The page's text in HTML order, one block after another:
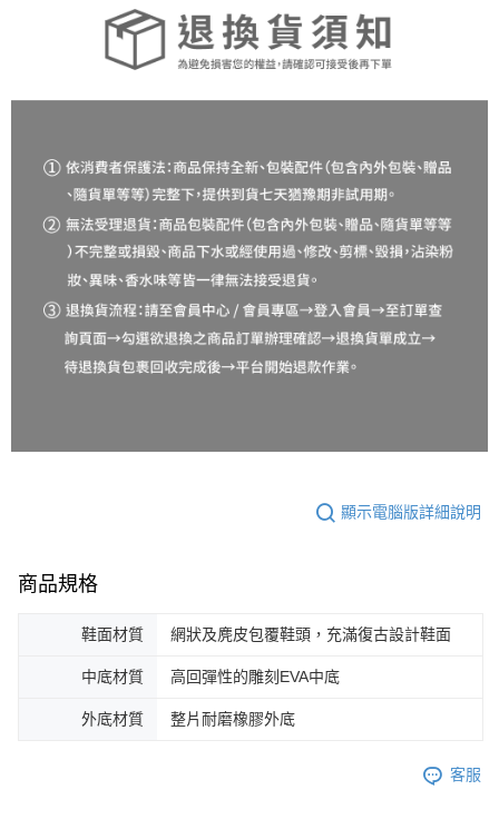
顯示電腦版詳細說明
商品規格
鞋面材質 網狀及麂皮包覆鞋頭，充滿復古設計鞋面
中底材質 高回彈性的雕刻EVA中底
外底材質 整片耐磨橡膠外底
客服